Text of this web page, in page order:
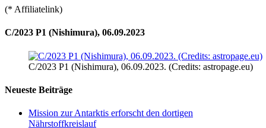
(* Affiliatelink)
C/2023 P1 (Nishimura), 06.09.2023
C/2023 P1 (Nishimura), 06.09.2023. (Credits: astropage.eu)
Neueste Beiträge
Mission zur Antarktis erforscht den dortigen
Nährstoffkreislauf